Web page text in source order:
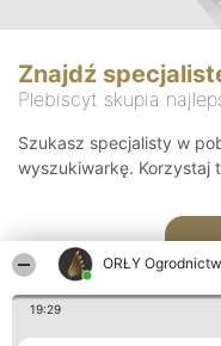
ORŁY
19:29
Znajdź
Plebiscyt skupia
Szukasz specjalisty w
wyszukiwarkę. Korzystaj